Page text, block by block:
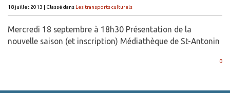
18 juillet 2013 | Classé dans Les transports culturels
Mercredi 18 septembre à 18h30 Présentation de la
nouvelle saison (et inscription) Médiathèque de St-Antonin
0